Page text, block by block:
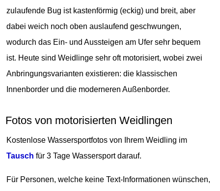
zulaufende Bug ist kastenförmig (eckig) und breit, aber
dabei weich noch oben auslaufend geschwungen,
wodurch das Ein- und Aussteigen am Ufer sehr bequem
ist. Heute sind Weidlinge sehr oft motorisiert, wobei zwei
Anbringungsvarianten existieren: die klassischen
Innenborder und die moderneren Außenborder.
Fotos von motorisierten Weidlingen
Kostenlose Wassersportfotos von Ihrem Weidling im
Tausch für 3 Tage Wassersport darauf.
Für Personen, welche keine Text-Informationen wünschen,